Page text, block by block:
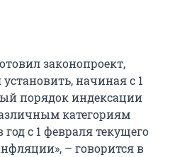
законопроект,
начиная с 1
порядок индексации
категориям
с 1 февраля текущего
– говорится в